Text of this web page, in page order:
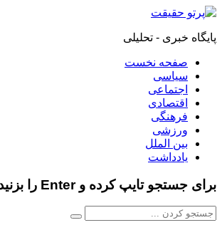
پایگاه خبری - تحلیلی
صفحه نخست
سیاسی
اجتماعی
اقتصادی
فرهنگی
ورزشی
بین الملل
یادداشت
برای جستجو تایپ کرده و Enter را بزنید